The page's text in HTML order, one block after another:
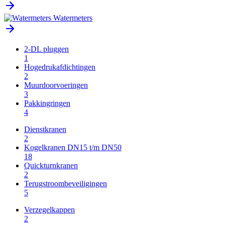
Watermeters
2-DL pluggen
1
Hogedrukafdichtingen
2
Muurdoorvoeringen
3
Pakkingringen
4
Dienstkranen
2
Kogelkranen DN15 t/m DN50
18
Quickturnkranen
2
Terugstroombeveiligingen
5
Verzegelkappen
2